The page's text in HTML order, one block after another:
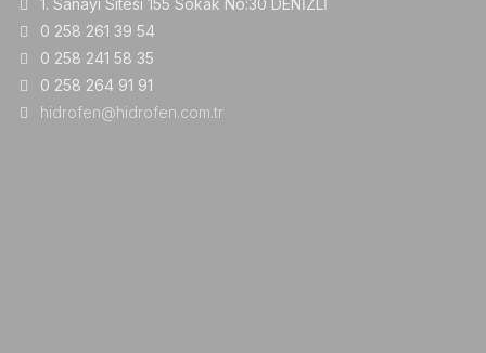
1. Sanayi Sitesi 155 Sokak No:30 DENİZLİ
0 258 261 39 54
0 258 241 58 35
0 258 264 91 91
hidrofen@hidrofen.com.tr